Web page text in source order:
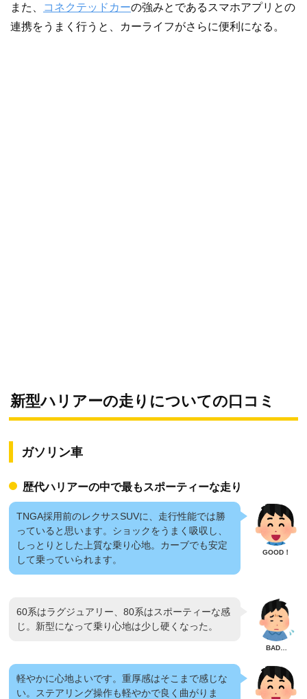
また、 コネクテッドカーの強みとであるスマホアプリとの
連携をうまく行うと、カーライフがさらに便利になる。
新型ハリアーの走りについての口コミ
ガソリン車
歴代ハリアーの中で最もスポーティーな走り
TNGA採用前のレクサスSUVに、走行性能では勝
っていると思います。ショックをうまく吸収し、
しっとりとした上質な乗り心地。カーブでも安定
して乗っていられます。
60系はラグジュアリー、80系はスポーティーな感
じ。新型になって乗り心地は少し硬くなった。
軽やかに心地よいです。重厚感はそこまで感じな
い。ステアリング操作も軽やかで良く曲がりま